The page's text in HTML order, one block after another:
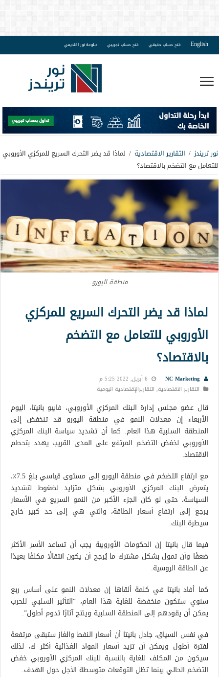
English فتح حساب حقيقي فتح حساب تجريبي دبلومة نور اكاديمي
نور تريندز / التقارير الاقتصادية / لماذا قد يضر التحرك السريع للمركزي الأوروبي
للتعامل مع التضخم بالاقتصاد؟
منطقة اليورو
لماذا قد يضر التحرك السريع للمركزي
الأوروبي للتعامل مع التضخم
بالاقتصاد؟
NC Marketing
6 أبريل, 2022 5:25 م
التقارير الاقتصادية, التقاريرالإقتصادية اليومية
قال عضو مجلس إدارة البنك المركزي الأوروبي، فابيو بانيتا، اليوم
الأربعاء إن معدلات النمو في منطقة اليورو قد تنخفض إلى
المنطقة السلبية هذا العام. كما أن تشديد سياسة البنك المركزي
الأوروبي لخفض التضخم المرتفع على المدى القريب يهدد بتحطم
الاقتصاد.
مع ارتفاع التضخم في منطقة اليورو إلى مستوى قياسي بلغ 7.5٪،
يتعرض البنك المركزي الأوروبي بشكل متزايد لضغوط لتشديد
السياسة، حتى لو كان الجزء الأكبر من النمو السريع في الأسعار
يرجع إلى ارتفاع أسعار الطاقة، والتي هي إلى حد كبير خارج
سيطرة البنك.
فيما قال بانيتا إن الحكومات الأوروبية يجب أن تساعد الأسر الأكثر
ضعفًا وأن تمول بشكل مشترك ما يُرجح أن يكون انتقالًا مكلفًا بعيدًا
عن الطاقة الروسية.
كما أفاد بانيتا في كلمة ألقاها إن معدلات النمو على أساس ربع
سنوي ستكون منخفضة للغاية هذا العام، “التأثير السلبي للحرب
يمكن أن يقودهم إلى المنطقة السلبية وينتج آثارًا تدوم أطول”.
في نفس السياق، جادل بانيتا أن أسعار النفط والغاز ستبقى مرتفعة
لفترة أطول ويمكن أن تزيد أسعار المواد الغذائية أكثر ك، لذلك
سيكون من المكلف للغاية بالنسبة للبنك المركزي الأوروبي خفض
التضخم الحالي بينما تظل التوقعات متوسطة الأجل حول الهدف.